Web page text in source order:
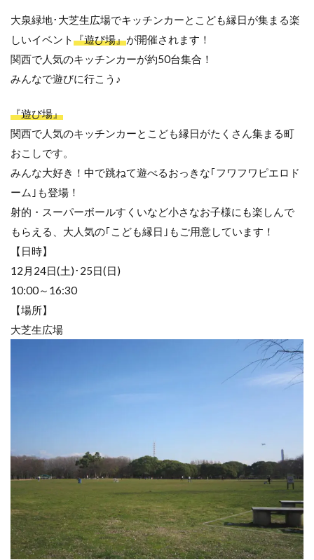
大泉緑地･大芝生広場でキッチンカーとこども縁日が集まる楽
しいイベント『遊び場』が開催されます！
関西で人気のキッチンカーが約50台集合！
みんなで遊びに行こう♪
『遊び場』
関西で人気のキッチンカーとこども縁日がたくさん集まる町
おこしです。
みんな大好き！中で跳ねて遊べるおっきな｢フワフワピエロド
ーム｣も登場！
射的 ・スーパーボールすくいなど小さ なお子様にも楽しんで
もらえる、 大人気の｢こども縁日｣もご用意しています！
【日時】
12月24日(土)･25日(日)
10:00～16:30
【場所】
大芝生広場